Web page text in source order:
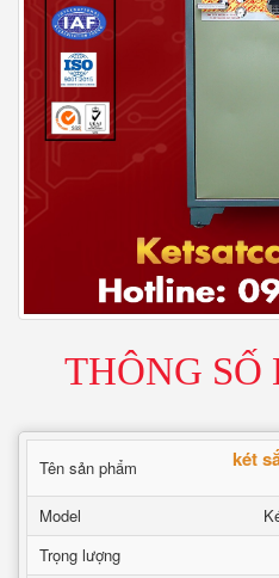
THÔNG
Tên sản phẩm két
Model
Trọng lượng